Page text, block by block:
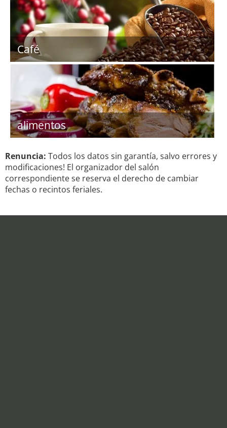
Café
alimentos
Renuncia: Todos los datos sin garantía, salvo errores y
modificaciones! El organizador del salón
correspondiente se reserva el derecho de cambiar
fechas o recintos feriales.